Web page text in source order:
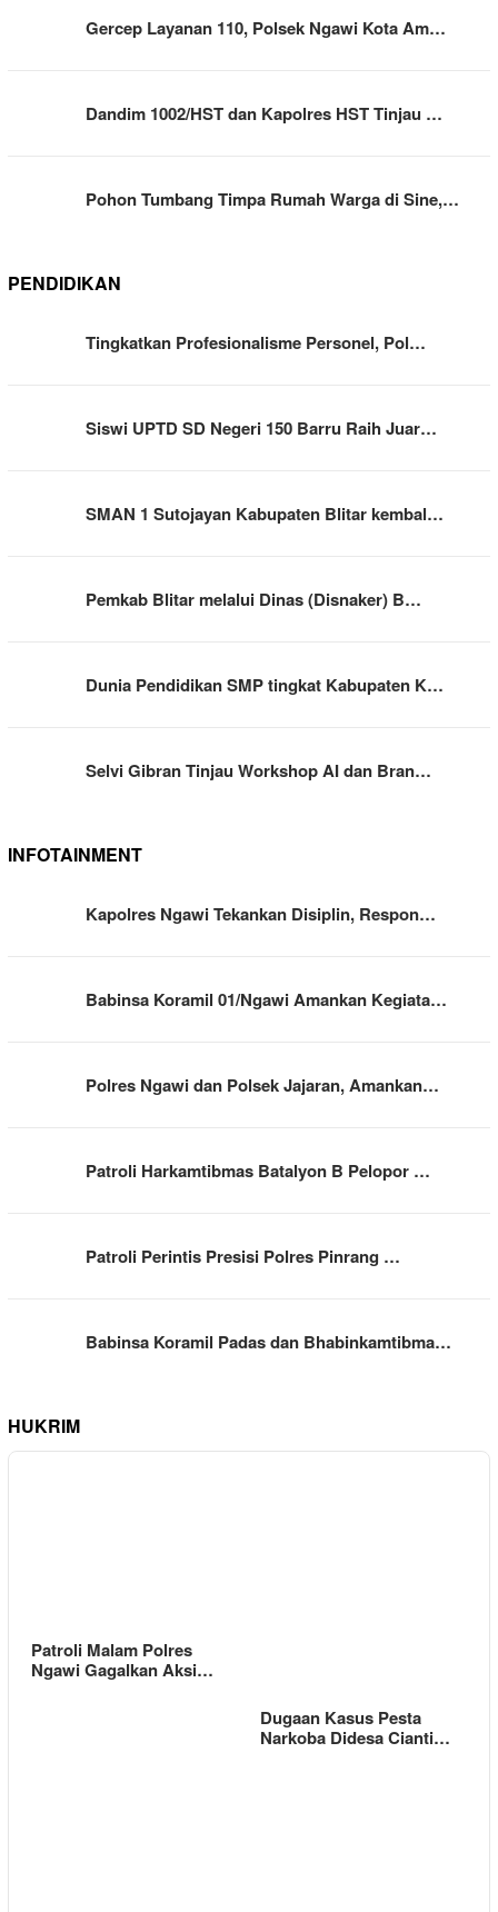
Gercep Layanan 110, Polsek Ngawi Kota Am…
Dandim 1002/HST dan Kapolres HST Tinjau …
Pohon Tumbang Timpa Rumah Warga di Sine,…
PENDIDIKAN
Tingkatkan Profesionalisme Personel, Pol…
Siswi UPTD SD Negeri 150 Barru Raih Juar…
SMAN 1 Sutojayan Kabupaten Blitar kembal…
Pemkab Blitar melalui Dinas (Disnaker) B…
Dunia Pendidikan SMP tingkat Kabupaten K…
Selvi Gibran Tinjau Workshop AI dan Bran…
INFOTAINMENT
Kapolres Ngawi Tekankan Disiplin, Respon…
Babinsa Koramil 01/Ngawi Amankan Kegiata…
Polres Ngawi dan Polsek Jajaran, Amankan…
Patroli Harkamtibmas Batalyon B Pelopor …
Patroli Perintis Presisi Polres Pinrang …
Babinsa Koramil Padas dan Bhabinkamtibma…
HUKRIM
Patroli Malam Polres
Ngawi Gagalkan Aksi…
Dugaan Kasus Pesta
Narkoba Didesa Cianti…